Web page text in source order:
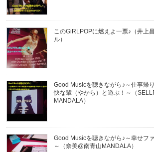
このGiRLPOPに燃えよ一票♪（井上
ル）
Good Musicを聴きながら♪～仕事帰
快な輩（やから）と遊ぶ！～（
MANDALA）
Good Musicを聴きながら♪～幸せフ
～（奈美@南青山MANDALA）